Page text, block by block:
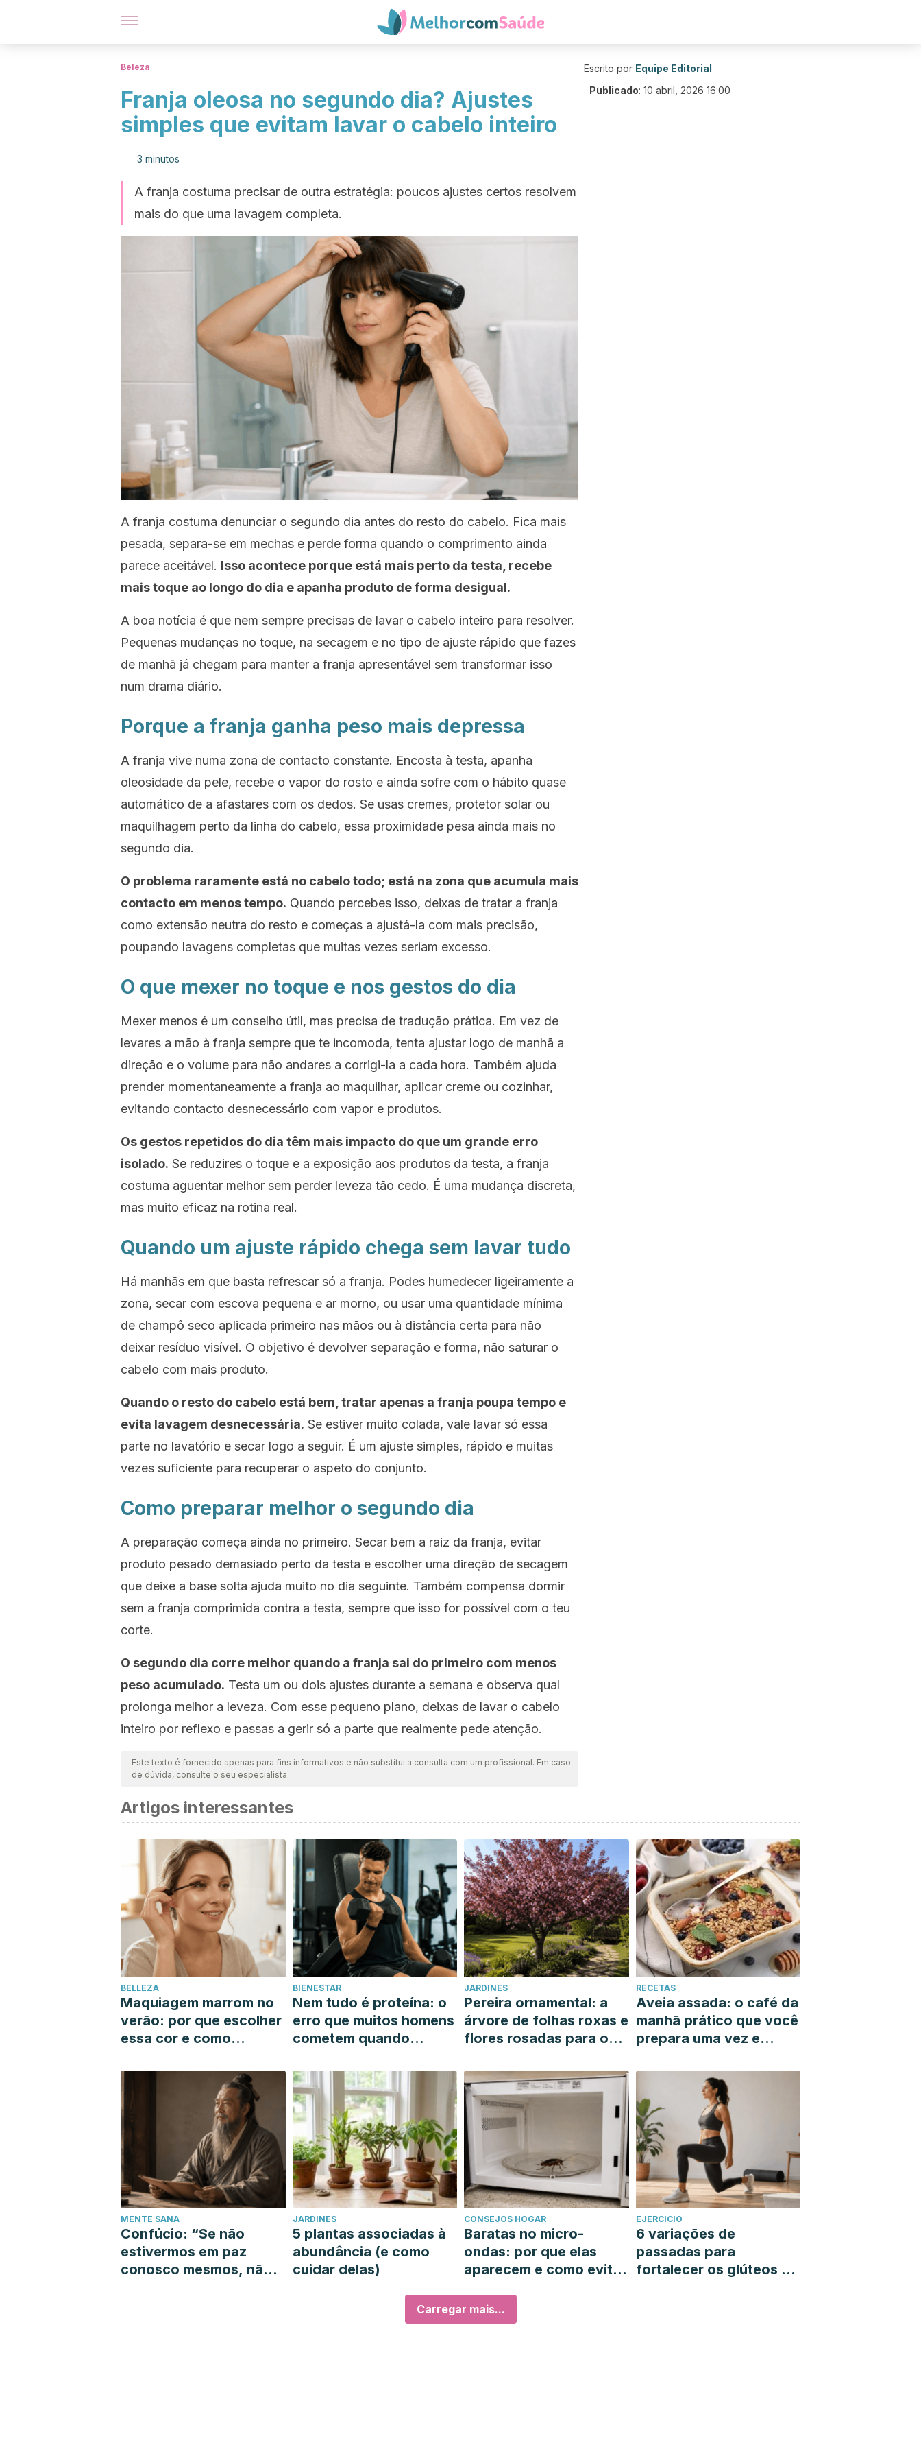
Beleza
Franja oleosa no segundo dia? Ajustes
simples que evitam lavar o cabelo inteiro
3 minutos
A franja costuma precisar de outra estratégia: poucos ajustes certos resolvem
mais do que uma lavagem completa.
A franja costuma denunciar o segundo dia antes do resto do cabelo. Fica mais
pesada, separa-se em mechas e perde forma quando o comprimento ainda
parece aceitável. Isso acontece porque está mais perto da testa, recebe
mais toque ao longo do dia e apanha produto de forma desigual.
A boa notícia é que nem sempre precisas de lavar o cabelo inteiro para resolver.
Pequenas mudanças no toque, na secagem e no tipo de ajuste rápido que fazes
de manhã já chegam para manter a franja apresentável sem transformar isso
num drama diário.
Porque a franja ganha peso mais depressa
A franja vive numa zona de contacto constante. Encosta à testa, apanha
oleosidade da pele, recebe o vapor do rosto e ainda sofre com o hábito quase
automático de a afastares com os dedos. Se usas cremes, protetor solar ou
maquilhagem perto da linha do cabelo, essa proximidade pesa ainda mais no
segundo dia.
O problema raramente está no cabelo todo; está na zona que acumula mais
contacto em menos tempo. Quando percebes isso, deixas de tratar a franja
como extensão neutra do resto e começas a ajustá-la com mais precisão,
poupando lavagens completas que muitas vezes seriam excesso.
O que mexer no toque e nos gestos do dia
Mexer menos é um conselho útil, mas precisa de tradução prática. Em vez de
levares a mão à franja sempre que te incomoda, tenta ajustar logo de manhã a
direção e o volume para não andares a corrigi-la a cada hora. Também ajuda
prender momentaneamente a franja ao maquilhar, aplicar creme ou cozinhar,
evitando contacto desnecessário com vapor e produtos.
Os gestos repetidos do dia têm mais impacto do que um grande erro
isolado. Se reduzires o toque e a exposição aos produtos da testa, a franja
costuma aguentar melhor sem perder leveza tão cedo. É uma mudança discreta,
mas muito eficaz na rotina real.
Quando um ajuste rápido chega sem lavar tudo
Há manhãs em que basta refrescar só a franja. Podes humedecer ligeiramente a
zona, secar com escova pequena e ar morno, ou usar uma quantidade mínima
de champô seco aplicada primeiro nas mãos ou à distância certa para não
deixar resíduo visível. O objetivo é devolver separação e forma, não saturar o
cabelo com mais produto.
Quando o resto do cabelo está bem, tratar apenas a franja poupa tempo e
evita lavagem desnecessária. Se estiver muito colada, vale lavar só essa
parte no lavatório e secar logo a seguir. É um ajuste simples, rápido e muitas
vezes suficiente para recuperar o aspeto do conjunto.
Como preparar melhor o segundo dia
A preparação começa ainda no primeiro. Secar bem a raiz da franja, evitar
produto pesado demasiado perto da testa e escolher uma direção de secagem
que deixe a base solta ajuda muito no dia seguinte. Também compensa dormir
sem a franja comprimida contra a testa, sempre que isso for possível com o teu
corte.
O segundo dia corre melhor quando a franja sai do primeiro com menos
peso acumulado. Testa um ou dois ajustes durante a semana e observa qual
prolonga melhor a leveza. Com esse pequeno plano, deixas de lavar o cabelo
inteiro por reflexo e passas a gerir só a parte que realmente pede atenção.
Este texto é fornecido apenas para fins informativos e não substitui a consulta com um profissional. Em caso
de dúvida, consulte o seu especialista.
Escrito por Equipe Editorial
Publicado: 10 abril, 2026 16:00
Artigos interessantes
BELLEZA
Maquiagem marrom no
verão: por que escolher
essa cor e como
mais combina com você
BIENESTAR
Nem tudo é proteína: o
erro que muitos homens
cometem quando
muscular
JARDINES
Pereira ornamental: a
árvore de folhas roxas e
flores rosadas para o
RECETAS
Aveia assada: o café da
manhã prático que você
prepara uma vez e
semana
MENTE SANA
Confúcio: “Se não
estivermos em paz
conosco mesmos, não
JARDINES
5 plantas associadas à
abundância (e como
cuidar delas)
CONSEJOS HOGAR
Baratas no micro-
ondas: por que elas
aparecem e como evitá-
EJERCICIO
6 variações de
passadas para
fortalecer os glúteos e
Carregar mais...